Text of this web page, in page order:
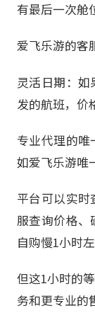
有最后一次舱
爱飞乐游的客
灵活日期：
发的航班，价
专业代理的
如爱飞乐游唯
平台可以实
服查询价格、
自购慢1小时左
但这1小时的
务和更专业的